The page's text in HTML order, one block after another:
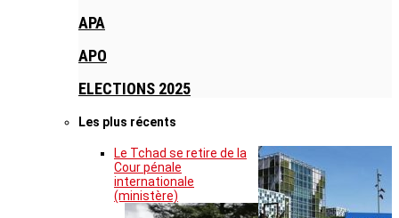
APA
APO
ELECTIONS 2025
Les plus récents
Le Tchad se retire de la
Cour pénale
internationale
(ministère)